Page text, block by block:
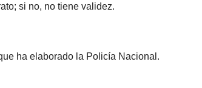
si no, no tiene validez.
ha elaborado la Policía Nacional.